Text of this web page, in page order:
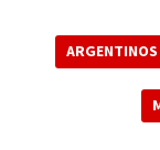
ARGENTINOS